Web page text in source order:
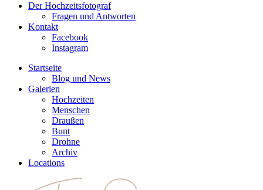
Der Hochzeitsfotograf
Fragen und Antworten
Kontakt
Facebook
Instagram
Startseite
Blog und News
Galerien
Hochzeiten
Menschen
Draußen
Bunt
Drohne
Archiv
Locations